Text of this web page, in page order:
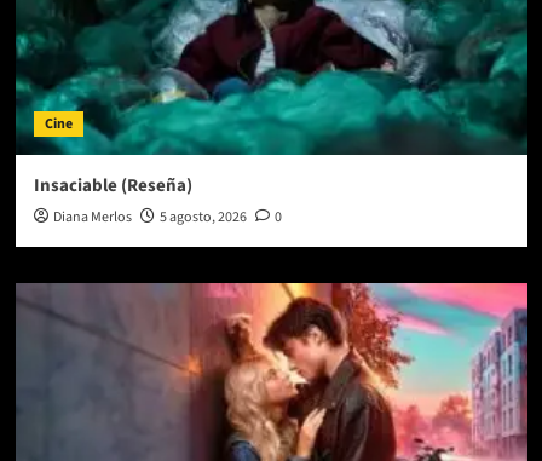
Cine
Insaciable (Reseña)
Diana Merlos 5 agosto, 2026 0